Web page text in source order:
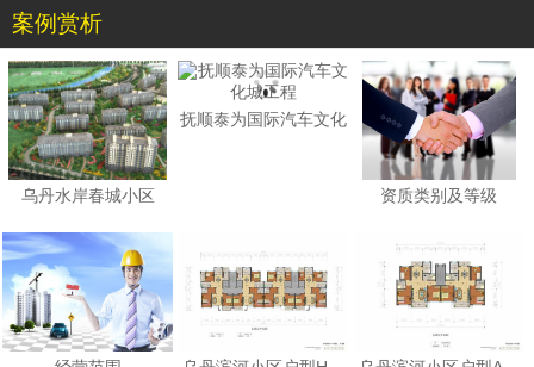
案例赏析
乌丹水岸春城小区
抚顺泰为国际汽车文化
资质类别及等级